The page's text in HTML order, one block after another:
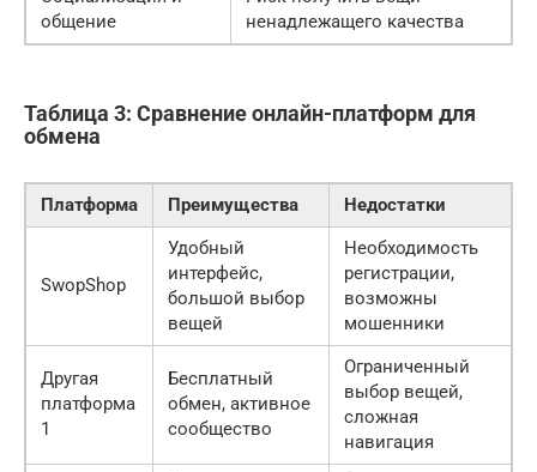
общение
ненадлежащего качества
Таблица 3: Сравнение онлайн-платформ для
обмена
Платформа Преимущества Недостатки
SwopShop
Удобный
интерфейс,
большой выбор
вещей
Необходимость
регистрации,
возможны
мошенники
Другая
платформа
1
Бесплатный
обмен, активное
сообщество
Ограниченный
выбор вещей,
сложная
навигация